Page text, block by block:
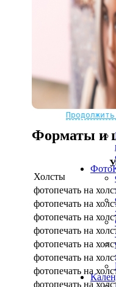
Не нашли
Мы
Форматы и
Холсты
фотопечать на
фотопечать на
фотопечать на
фотопечать на
фотопечать на
фотопечать на
фотопечать на
фотопечать на